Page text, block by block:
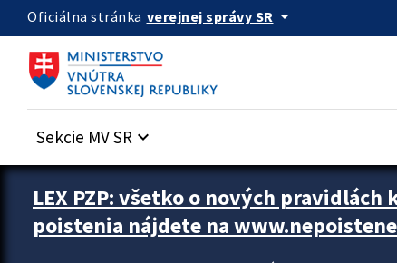
Preskocit na hlavný obsah
Oficiálna stránka verejnej správy SR arrow_drop_down
Sekcie MV SR keyboard_arrow_down
Zastavit automatický posun upútavok
LEX PZP: všetko o nových
poistenia nájdete na